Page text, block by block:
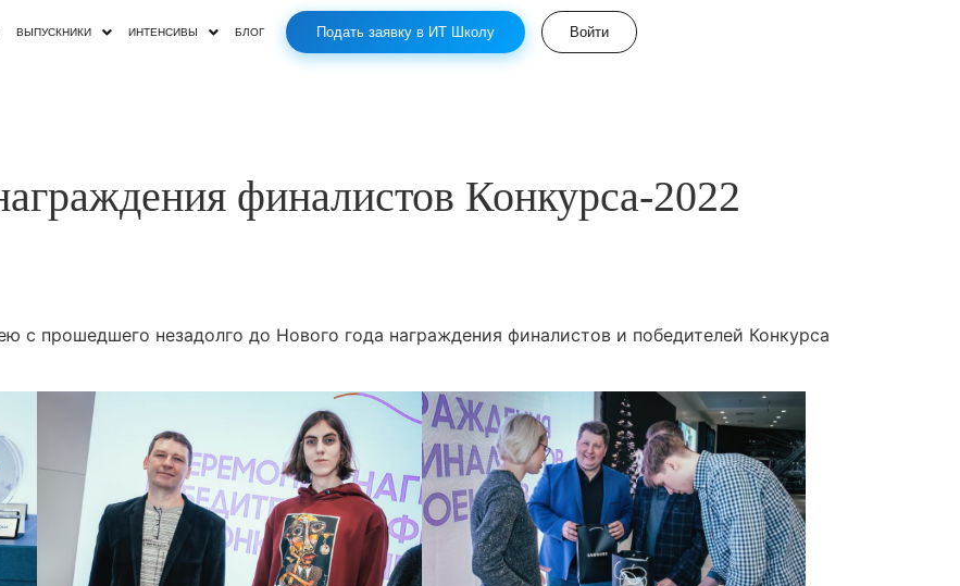
ВЫПУСКНИКИ ИНТЕНСИВЫ БЛОГ Подать заявку в ИТ Школу Войти
финалистов Конкурса-2022
с прошедшего незадолго до Нового года награждения финалистов и победителей Конкурса